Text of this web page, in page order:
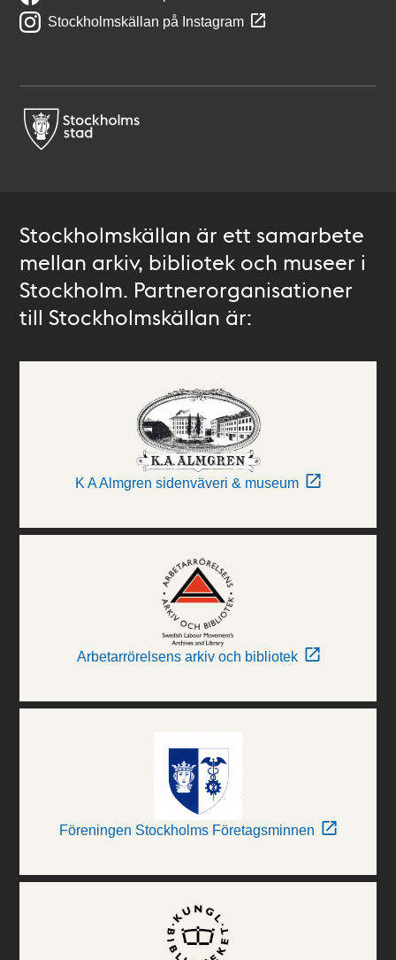
Stockholmskällan på Instagram
Stockholmskällan är ett samarbete
mellan arkiv, bibliotek och museer i
Stockholm. Partnerorganisationer
till Stockholmskällan är:
K A Almgren sidenväveri & museum
Arbetarrörelsens arkiv och bibliotek
Föreningen Stockholms Företagsminnen